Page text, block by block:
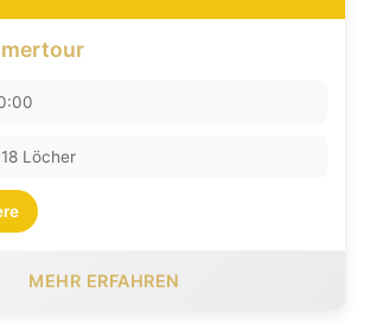
18 Löcher
MEHR ERFAHREN